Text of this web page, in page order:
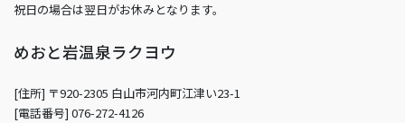
祝日の場合は翌日がお休みとなります。
めおと岩温泉ラクヨウ
[住所] 〒920-2305 白山市河内町江津い23-1
[電話番号] 076-272-4126